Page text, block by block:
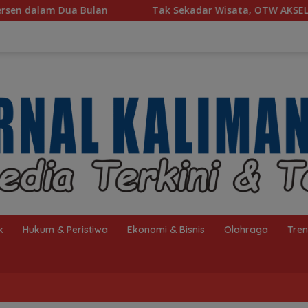
Tak Sekadar Wisata, OTW AKSEL Ajak Masyarakat
Hukum & Peristiwa Ekonomi & Bisnis Olahraga